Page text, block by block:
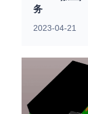
务
2023-04-21